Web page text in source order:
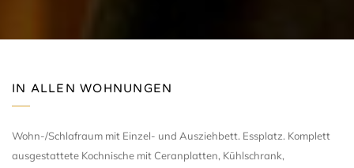
IN ALLEN WOHNUNGEN
Wohn-/Schlafraum mit Einzel- und Ausziehbett. Essplatz. Komplett
ausgestattete Kochnische mit Ceranplatten, Kühlschrank,